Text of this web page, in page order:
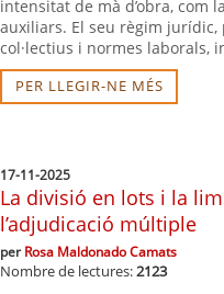
intensitat de mà d’obra, com
auxiliars. El seu règim
col·lectius i normes laborals,
PER LLEGIR-NE MÉS
17-11-2025
La divisió en lots i la
l’adjudicació múltiple
perRosa Maldonado Camats
Nombre de lectures:2123